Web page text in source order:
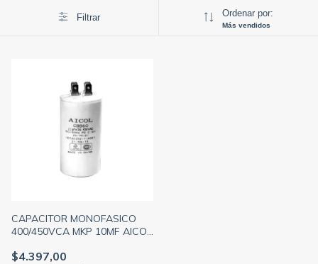
Filtrar Ordenar por:
Más vendidos
CAPACITOR MONOFASICO
400/450VCA MKP 10MF AICOL
$4.397,00